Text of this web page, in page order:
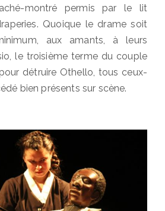
montré permis par le lit
Quoique le drame soit
aux amants, à leurs
le troisième terme du couple
détruire Othello, tous ceux-
bien présents sur scène.